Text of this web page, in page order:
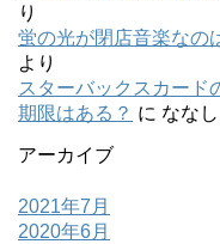
り
蛍の光が閉店音楽なの
より
スターバックスカード
期限はある？ に ななし
アーカイブ
2021年7月
2020年6月